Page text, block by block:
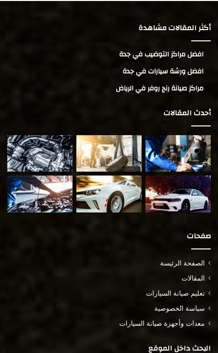
أكثر المقالات مشاهدة
افضل مراكز التوضيب في جدة
افضل ورشة سيارات في جدة
مراكز صيانة رنج روفر في الرياض
أحدث المقالات
صفحات
الصفحة الرئيسة
المقالات
تعليم صيانة السيارات
سياسة الخصوصية
معدات وأجهزة صيانة السيارات
البحث داخل الموقع